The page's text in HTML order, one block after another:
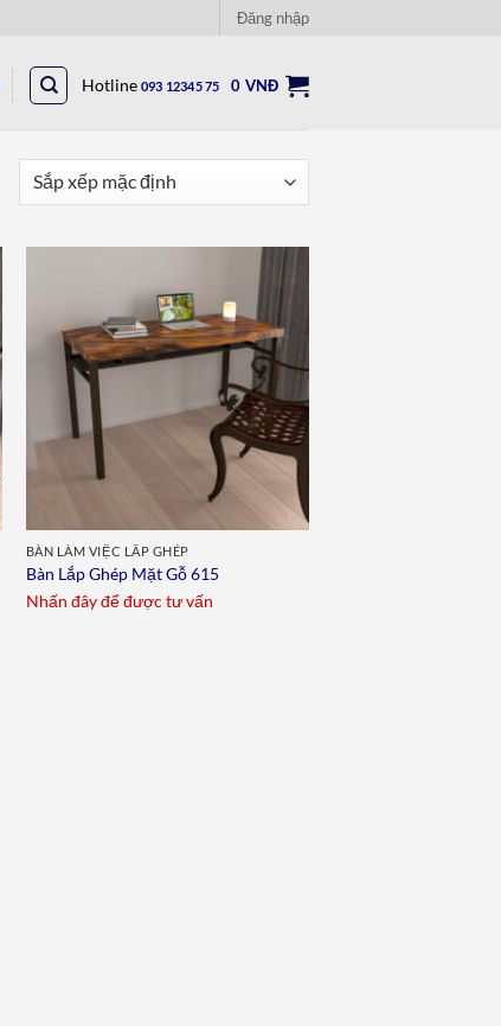
Đăng nhập
Hotline 093 12345 75 0 VNĐ
Add to
wishlist
BÀN LÀM VIỆC LẮP GHÉP
Bàn Lắp Ghép Mặt Gỗ 615
Nhấn đây để được tư vấn